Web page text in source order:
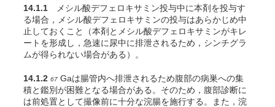
14.1.1 メシル酸デフェロキサミン投与中に本剤を投与す
る場合，メシル酸デフェロキサミンの投与はあらかじめ中
止しておくこと（本剤とメシル酸デフェロキサミンがキレ
ートを形成し，急速に尿中に排泄されるため，シンチグラ
ムが得られない場合がある）
。
14.1.2 67 Gaは腸管内へ排泄されるため腹部の病巣への集
積と鑑別が困難となる場合がある。そのため，腹部診断に
は前処置として撮像前に十分な浣腸を施行する。また，浣